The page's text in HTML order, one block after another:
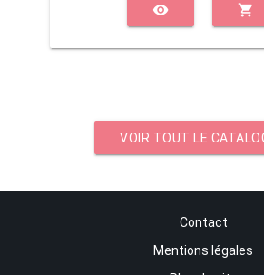
visibility shopping_cart
VOIR TOUT LE
Contact
Mentions légales